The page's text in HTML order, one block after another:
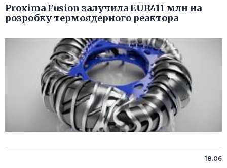
Proxima Fusion залучила EUR411 млн на
розробку термоядерного реактора
18.06